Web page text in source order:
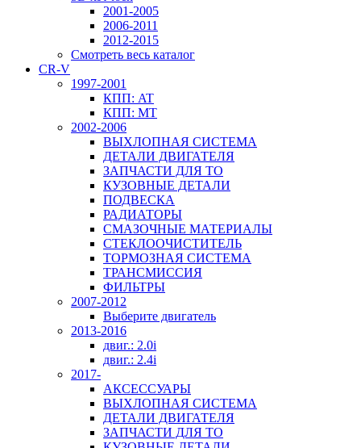
2001-2005
2006-2011
2012-2015
Смотреть весь каталог
CR-V
1997-2001
КПП: AT
КПП: MT
2002-2006
ВЫХЛОПНАЯ СИСТЕМА
ДЕТАЛИ ДВИГАТЕЛЯ
ЗАПЧАСТИ ДЛЯ ТО
КУЗОВНЫЕ ДЕТАЛИ
ПОДВЕСКА
РАДИАТОРЫ
СМАЗОЧНЫЕ МАТЕРИАЛЫ
СТЕКЛООЧИСТИТЕЛЬ
ТОРМОЗНАЯ СИСТЕМА
ТРАНСМИССИЯ
ФИЛЬТРЫ
2007-2012
Выберите двигатель
2013-2016
двиг.: 2.0i
двиг.: 2.4i
2017-
АКСЕССУАРЫ
ВЫХЛОПНАЯ СИСТЕМА
ДЕТАЛИ ДВИГАТЕЛЯ
ЗАПЧАСТИ ДЛЯ ТО